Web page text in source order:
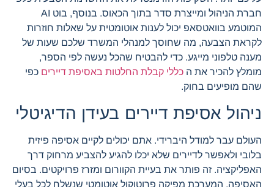
חברת הניהול ומייצרת סדר בתוך הכאוס. בנוסף, בוט AI
המוטמע בוואטסאפ יכול לענות אוטומטית על שאלות חוזרות
לקראת הצבעה, מה שחוסך למנהלי המשרד שלכם שעות של
מענה טלפוני מייגע. כדי להבטיח שהכל נעשה לפי הספר,
מומלץ להכיר את ה כללי קבלת החלטות באסיפת דיירים כפי
שהם מופיעים בחוק.
ניהול אסיפת דיירים בעידן הדיגיטלי
העולם עבר למודל היברידי. אתם יכולים לקיים אסיפה פיזית
בלובי ולאפשר לדיירים שלא יכלו להגיע להצביע מרחוק דרך
האפליקציה. זה פותר את בעיית הקוורום ומזרז פרויקטים. בסיום
האסיפה, המערכת מפיקה פרוטוקול אוטומטי שנשלח לכל בעלי